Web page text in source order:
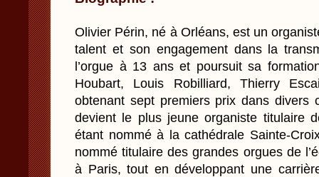
Olivier Périn, né à Orléans, est un
talent et son engagement dans la
l’orgue à 13 ans et poursuit sa
Houbart, Louis Robilliard, Thierry
obtenant sept premiers prix dans divers
devient le plus jeune organiste titulaire
étant nommé à la cathédrale Sainte-
nommé titulaire des grandes orgues de
à Paris, tout en développant une